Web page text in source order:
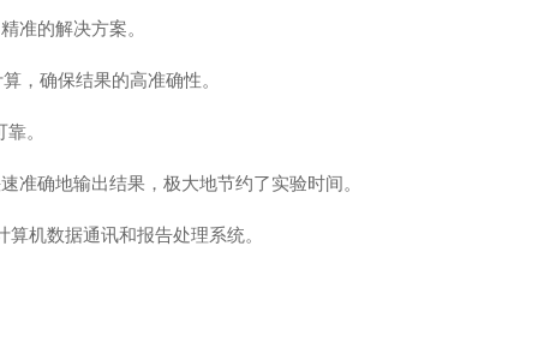
准的解决方案。
，确保结果的高准确性。
。
准确地输出结果，极大地节约了实验时间。
机数据通讯和报告处理系统。